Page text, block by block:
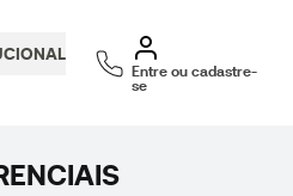
Entre ou cadastre-
se